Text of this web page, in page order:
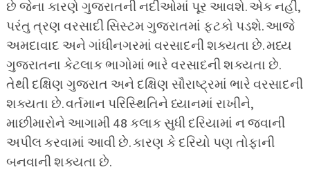
છે જેના કારણે ગુજરાતની નદીઓમાં પૂર આવશે. એક નહીં,
પરંતુ ત્રણ વરસાદી સિસ્ટમ ગુજરાતમાં ફટકો પડશે. આજે
અમદાવાદ અને ગાંધીનગરમાં વરસાદની શક્યતા છે. મધ્ય
ગુજરાતના કેટલાક ભાગોમાં ભારે વરસાદની શક્યતા છે.
તેથી દક્ષિણ ગુજરાત અને દક્ષિણ સૌરાષ્ટ્રમાં ભારે વરસાદની
શક્યતા છે. વર્તમાન પરિસ્થિતિને ધ્યાનમાં રાખીને,
માછીમારોને આગામી 48 કલાક સુધી દરિયામાં ન જવાની
અપીલ કરવામાં આવી છે. કારણ કે દરિયો પણ તોફાની
બનવાની શક્યતા છે.